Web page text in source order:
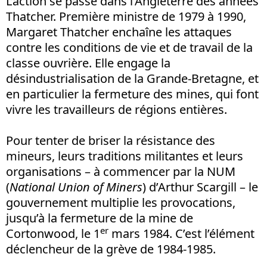
Thatcher. Première ministre de 1979 à 1990,
Margaret Thatcher enchaîne les attaques
contre les conditions de vie et de travail de la
classe ouvrière. Elle engage la
désindustrialisation de la Grande-Bretagne, et
en particulier la fermeture des mines, qui font
vivre les travailleurs de régions entières.
Pour tenter de briser la résistance des
mineurs, leurs traditions militantes et leurs
organisations – à commencer par la NUM
(National Union of Miners) d’Arthur Scargill – le
gouvernement multiplie les provocations,
jusqu’à la fermeture de la mine de
Cortonwood, le 1er mars 1984. C’est l’élément
déclencheur de la grève de 1984-1985.